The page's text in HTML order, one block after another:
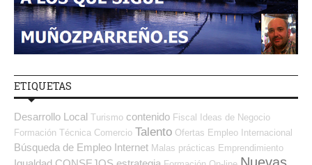
ETIQUETAS
Desarrollo Local Turismo contenido Fiscal
Ideas de Negocio
Formación Técnica Comercio Talento Ofertas Empleo Internacional
Búsqueda de Empleo Internet Malas prácticas Emprendimiento